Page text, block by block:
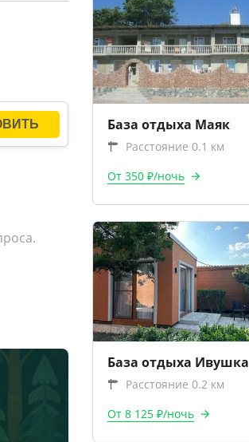
База отдыха Маяк
Расстояние 0.1 км
От 350 ₽/ночь
База отдыха Ивушка
Расстояние 0.2 км
От 8 125 ₽/ночь